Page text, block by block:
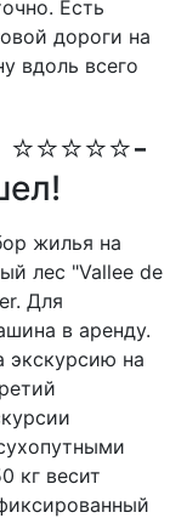
Есть
дороги на
вдоль всего
⭐⭐⭐⭐⭐-
жилья на
лес "Vallee de
Для
в аренду.
экскурсию на
кг весит